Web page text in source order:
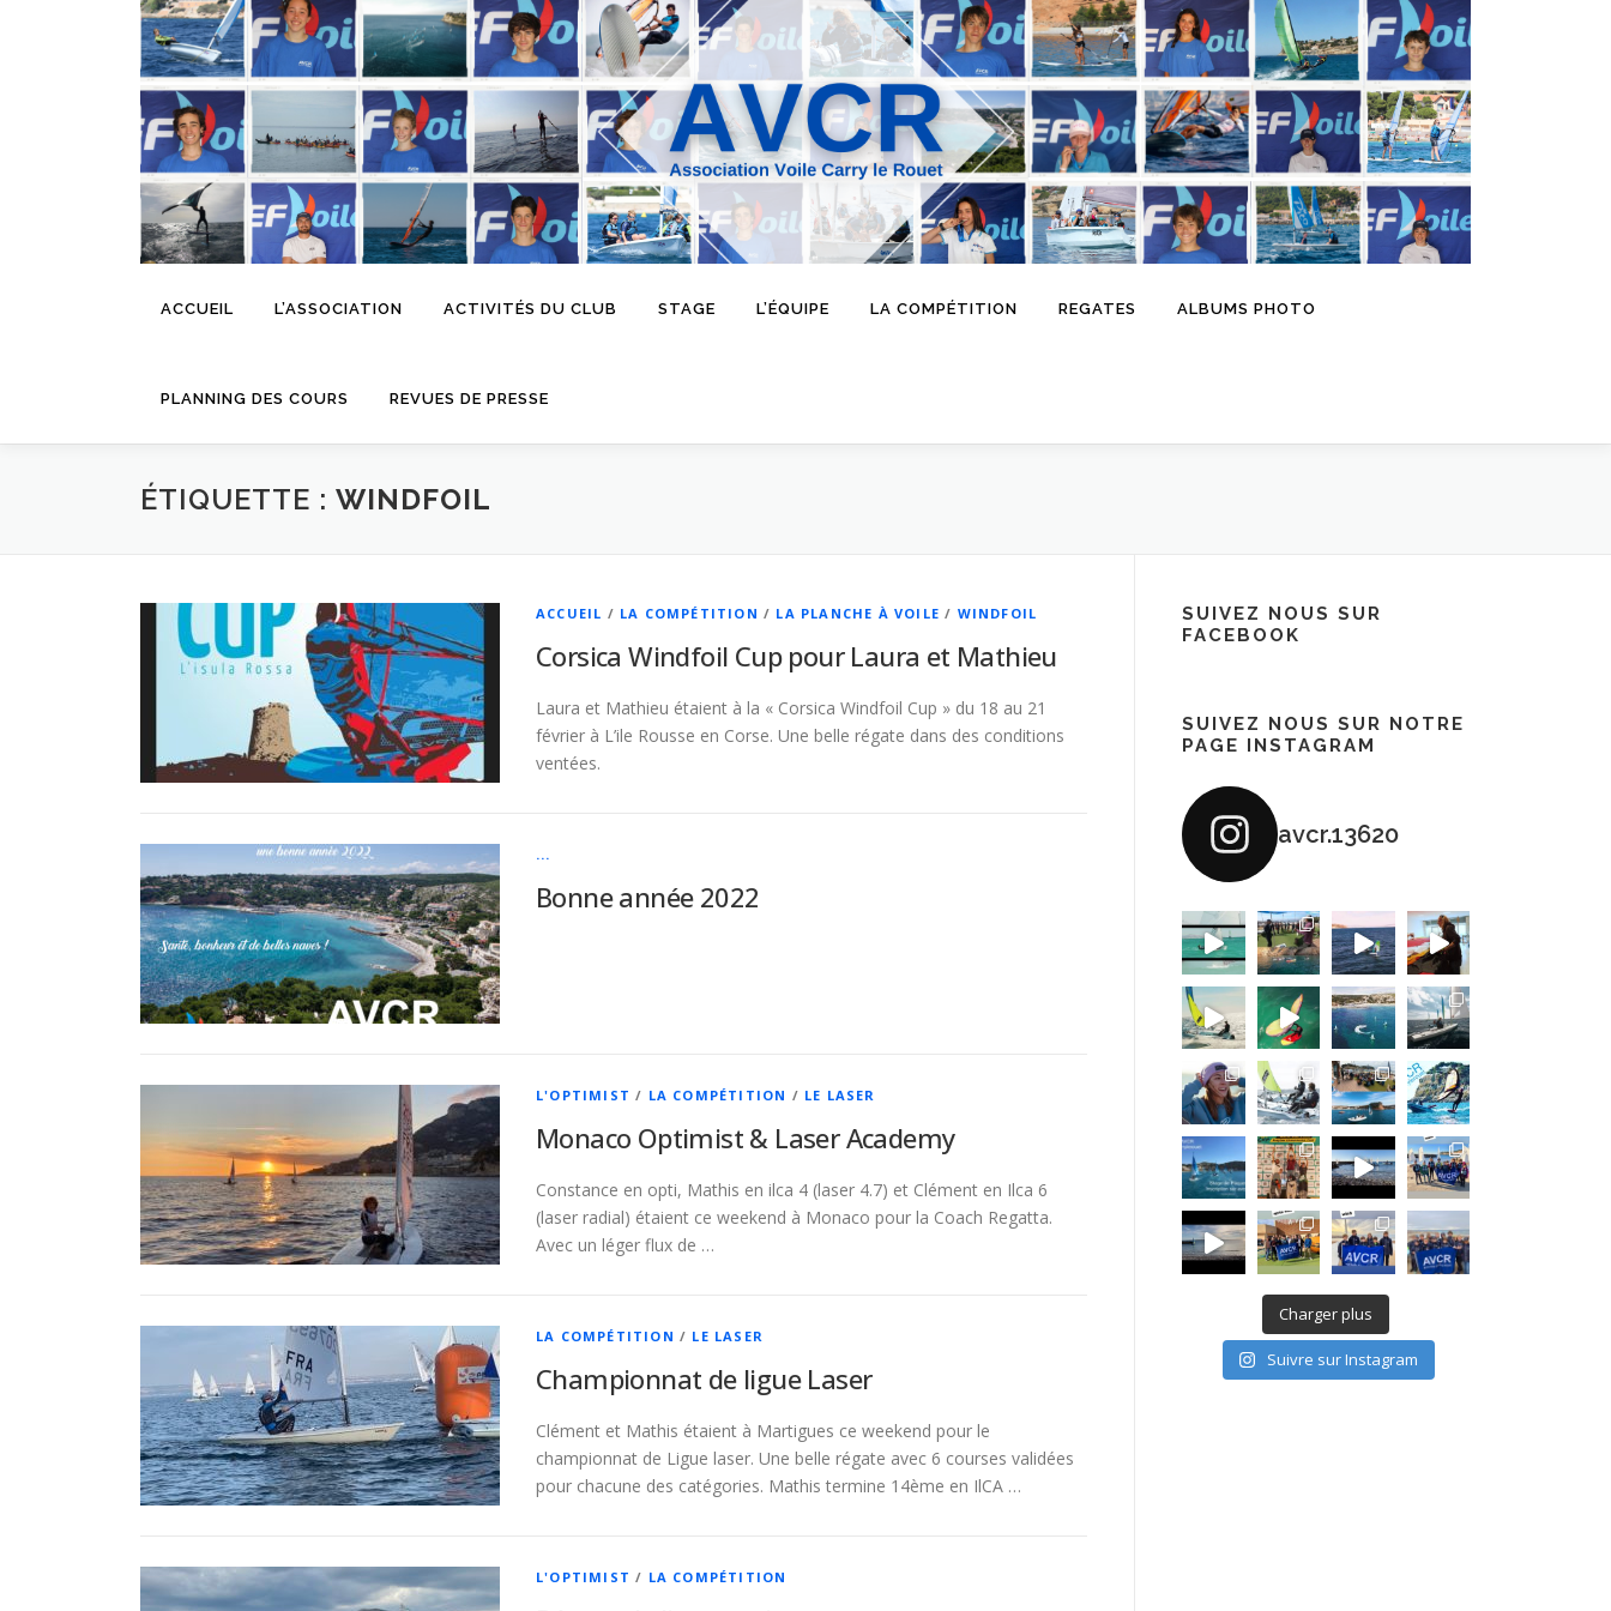
ACCUEIL L’ASSOCIATION ACTIVITÉS DU CLUB STAGE L’ÉQUIPE LA COMPÉTITION REGATES ALBUMS PHOTO
PLANNING DES COURS REVUES DE PRESSE
ÉTIQUETTE : WINDFOIL
ACCUEIL / LA COMPÉTITION / LA PLANCHE À VOILE / WINDFOIL
Corsica Windfoil Cup pour Laura et Mathieu
Laura et Mathieu étaient à la « Corsica Windfoil Cup » du 18 au 21
février à L’ile Rousse en Corse. Une belle régate dans des conditions
ventées.
...
Bonne année 2022
L'OPTIMIST / LA COMPÉTITION / LE LASER
Monaco Optimist & Laser Academy
Constance en opti, Mathis en ilca 4 (laser 4.7) et Clément en Ilca 6
(laser radial) étaient ce weekend à Monaco pour la Coach Regatta.
Avec un léger flux de …
LA COMPÉTITION / LE LASER
Championnat de ligue Laser
Clément et Mathis étaient à Martigues ce weekend pour le
championnat de Ligue laser. Une belle régate avec 6 courses validées
pour chacune des catégories. Mathis termine 14ème en IlCA …
L'OPTIMIST / LA COMPÉTITION
SUIVEZ NOUS SUR
FACEBOOK
SUIVEZ NOUS SUR NOTRE
PAGE INSTAGRAM
avcr.13620
Charger plus
Suivre sur Instagram